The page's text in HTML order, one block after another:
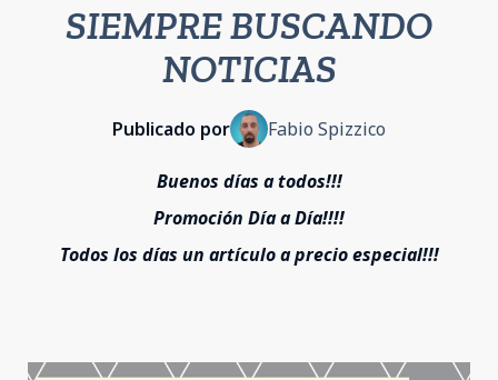
SIEMPRE BUSCANDO
NOTICIAS
Publicado por Fabio Spizzico
Buenos días a todos!!!
Promoción Día a Día!!!!
Todos los días un artículo a precio especial!!!